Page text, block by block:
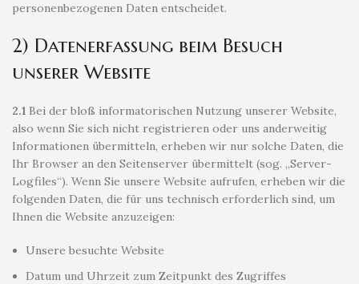
personenbezogenen Daten entscheidet.
2) Datenerfassung beim Besuch
unserer Website
2.1 Bei der bloß informatorischen Nutzung unserer Website,
also wenn Sie sich nicht registrieren oder uns anderweitig
Informationen übermitteln, erheben wir nur solche Daten, die
Ihr Browser an den Seitenserver übermittelt (sog. „Server-
Logfiles“). Wenn Sie unsere Website aufrufen, erheben wir die
folgenden Daten, die für uns technisch erforderlich sind, um
Ihnen die Website anzuzeigen:
Unsere besuchte Website
Datum und Uhrzeit zum Zeitpunkt des Zugriffes